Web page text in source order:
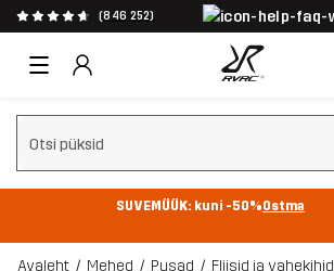
(846 252)
Tühjenda otsing
SUVEMÜÜK: kuni -50%Ostma
Avaleht Mehed Pusad Fliisid ja vahekihid